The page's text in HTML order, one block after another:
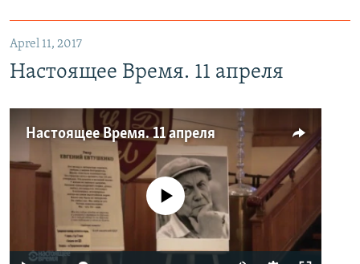
Aprel 11, 2017
Настоящее Время. 11 апреля
Настоящее Время. 11 апреля
No media source currently available